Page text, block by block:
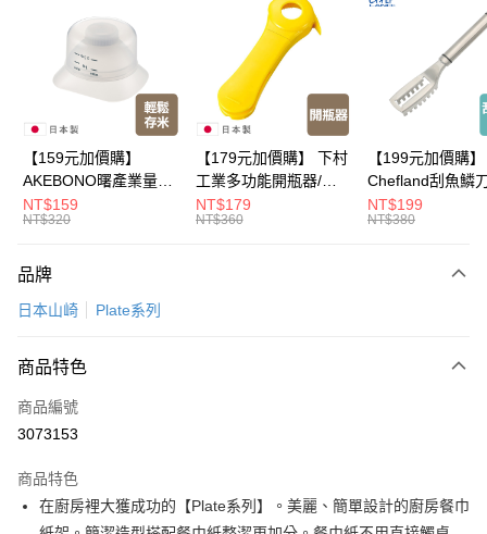
LINE Pay
Apple Pay
Google Pay
全盈+PAY
大哥付你分期
【大哥付你分期使用說明】
1.本服務由台灣大哥大提供，台灣大哥大用戶可立即使用無須另外申請。
2.付款方式選擇「大哥付你分期」，訂單成立後會自動跳轉到大哥付的交易
成交易。
3.實際核准額度、可分期數及費用金額請依後續交易確認頁面所載為準。
4.訂單成立30分鐘內，如未前往確認交易或遇審核未通過，訂單將自動取
消。如遇「轉專審核」未通過狀況，表示未達大哥付你分期系統評分，恕無
法說明評估內容。
1.分期款項不併入電信帳單，「大哥付你分期」於每月結算日後寄送繳費提
2.透過簡訊連結打開帳單後，可選擇「超商條碼／台灣大直營門市／銀行轉
每筆NT$100，滿NT$499(含以上)免運費
每筆NT$100，滿NT$499(含以上)免運費
7-11取貨付款
【159元加價購】
AKEBONO曙產業量米
杯漏斗組(白)/量米杯/
米桶/量米用具/任二件8
NT$159
NT$320
【179元加價購】 下村
工業多功能開瓶器/開
瓶器/餐廚用品/料理道
具/任二件8折
NT$179
NT$360
【199元加價購】
Chefland刮魚鱗
魚鱗器/廚房用品/
道具/任二件8折
NT$199
NT$380
品牌
日本山崎 Plate系列
商品特色
商品編號
3073153
商品特色
在廚房裡大獲成功的【Plate系列】。美麗、簡單設計的廚房餐巾